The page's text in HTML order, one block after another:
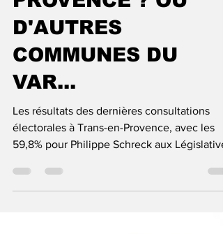
DE TRANS-EN-
PROVENCE ? OU
D'AUTRES
COMMUNES DU
VAR...
Les résultats des dernières consultations
59,8% pour Philippe Schreck aux
de 2024...